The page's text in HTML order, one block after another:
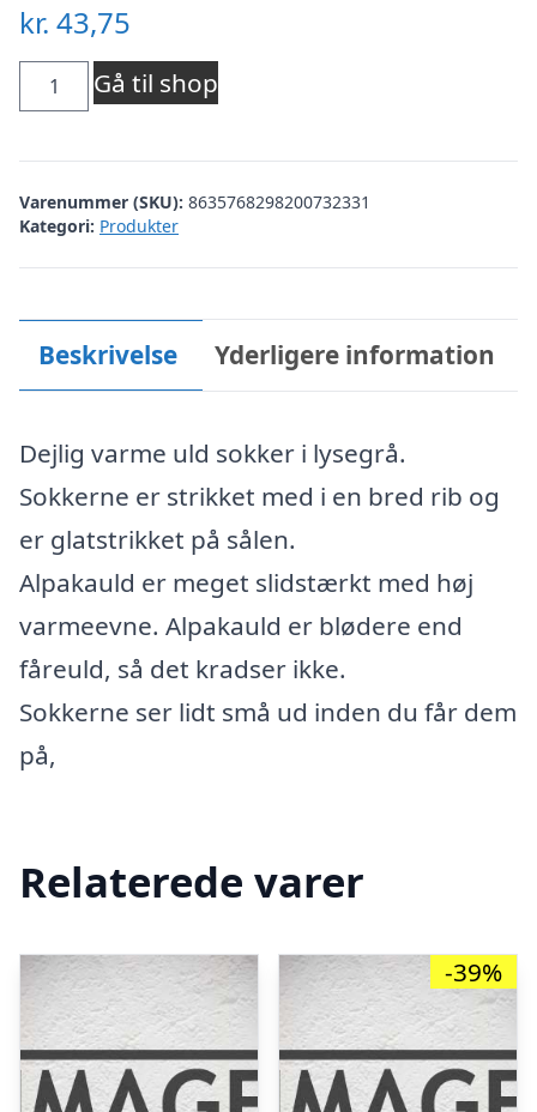
kr. 43,75
Alpaka
ribstrikket
-
Grey
antal
Gå til shop
Varenummer (SKU): 8635768298200732331
Kategori: Produkter
Beskrivelse Yderligere information
Dejlig varme uld sokker i lysegrå.
Sokkerne er strikket med i en bred rib og
er glatstrikket på sålen.
Alpakauld er meget slidstærkt med høj
varmeevne. Alpakauld er blødere end
fåreuld, så det kradser ikke.
Sokkerne ser lidt små ud inden du får dem
på,
Relaterede varer
-39%